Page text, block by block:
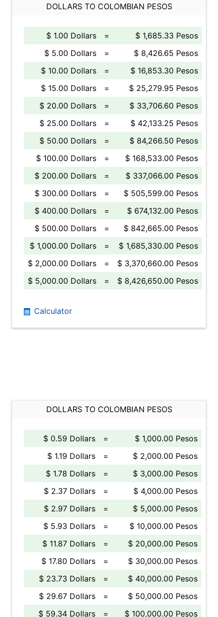
DOLLARS TO COLOMBIAN PESOS
$ 1.00 Dollars =
$ 1,685.33 Pesos
$ 5.00 Dollars
=
$ 8,426.65 Pesos
$ 10.00 Dollars
=
$ 16,853.30 Pesos
$ 15.00 Dollars
=
$ 25,279.95 Pesos
$ 20.00 Dollars
=
$ 33,706.60 Pesos
$ 25.00 Dollars
=
$ 42,133.25 Pesos
$ 50.00 Dollars
=
$ 84,266.50 Pesos
$ 100.00 Dollars
=
$ 168,533.00 Pesos
$ 200.00 Dollars
=
$ 337,066.00 Pesos
$ 300.00 Dollars
=
$ 505,599.00 Pesos
$ 400.00 Dollars
=
$ 674,132.00 Pesos
$ 500.00 Dollars
=
$ 842,665.00 Pesos
$ 1,000.00 Dollars
=
$ 1,685,330.00 Pesos
$ 2,000.00 Dollars
=
$ 3,370,660.00 Pesos
$ 5,000.00 Dollars
= $ 8,426,650.00 Pesos
Calculator
DOLLARS TO COLOMBIAN PESOS
$ 0.59 Dollars =
$ 1,000.00 Pesos
$ 1.19 Dollars
=
$ 2,000.00 Pesos
$ 1.78 Dollars
=
$ 3,000.00 Pesos
$ 2.37 Dollars
=
$ 4,000.00 Pesos
$ 2.97 Dollars
=
$ 5,000.00 Pesos
$ 5.93 Dollars
=
$ 10,000.00 Pesos
$ 11.87 Dollars
=
$ 20,000.00 Pesos
$ 17.80 Dollars
=
$ 30,000.00 Pesos
$ 23.73 Dollars
=
$ 40,000.00 Pesos
$ 29.67 Dollars
=
$ 50,000.00 Pesos
$ 59.34 Dollars
= $ 100,000.00 Pesos